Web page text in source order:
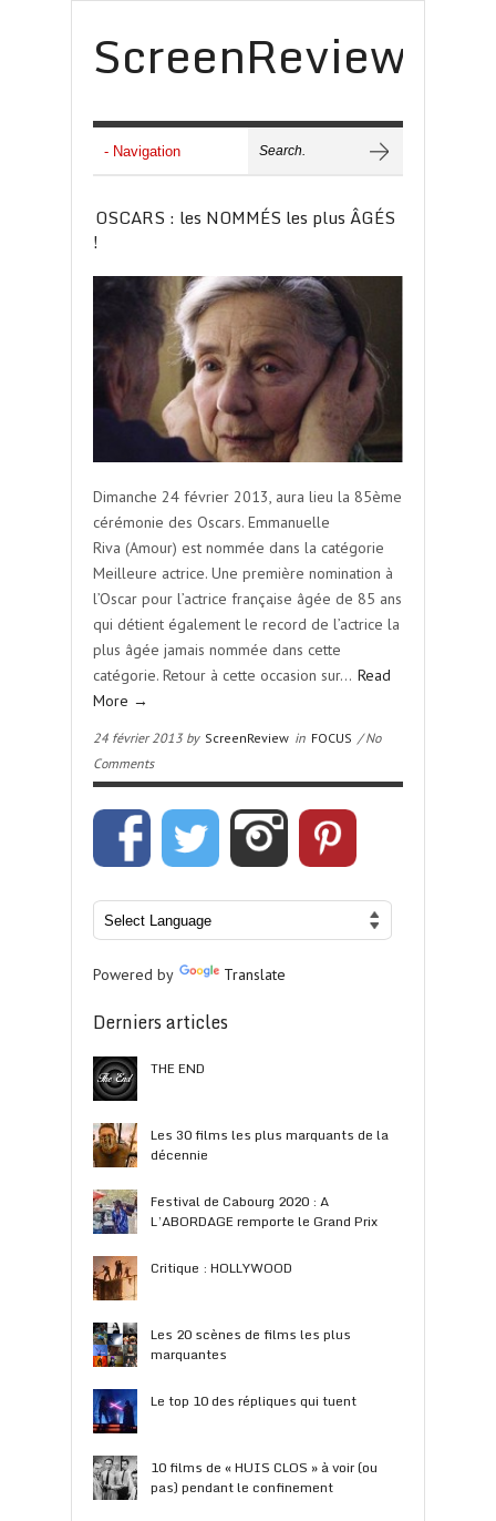
ScreenReview
OSCARS : les NOMMÉS les plus ÂGÉS
!
Dimanche 24 février 2013, aura lieu la 85ème
cérémonie des Oscars. Emmanuelle
Riva (Amour) est nommée dans la catégorie
Meilleure actrice. Une première nomination à
l’Oscar pour l’actrice française âgée de 85 ans
qui détient également le record de l’actrice la
plus âgée jamais nommée dans cette
catégorie. Retour à cette occasion sur… Read
More →
24 février 2013 by ScreenReview in FOCUS / No
Comments
Powered by Translate
Derniers articles
THE END
Les 30 films les plus marquants de la
décennie
Festival de Cabourg 2020 : A
L’ABORDAGE remporte le Grand Prix
Critique : HOLLYWOOD
Les 20 scènes de films les plus
marquantes
Le top 10 des répliques qui tuent
10 films de « HUIS CLOS » à voir (ou
pas) pendant le confinement